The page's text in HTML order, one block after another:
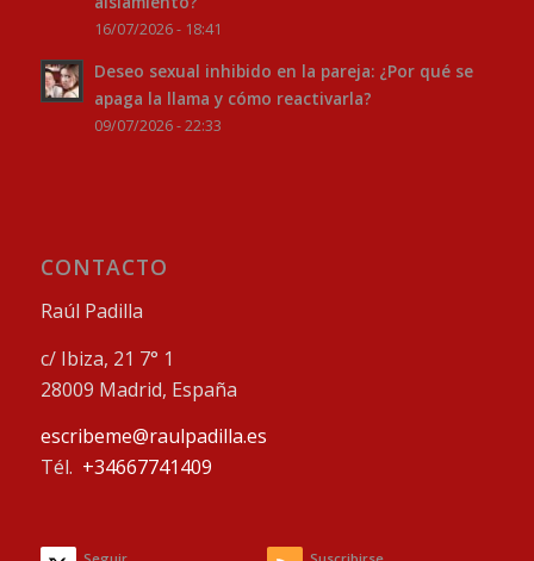
16/07/2026 - 18:41
Deseo sexual inhibido en la pareja: ¿Por qué se
apaga la llama y cómo reactivarla?
09/07/2026 - 22:33
CONTACTO
Raúl Padilla
c/ Ibiza, 21 7° 1
28009 Madrid, España
escribeme@raulpadilla.es
Tél. +34667741409